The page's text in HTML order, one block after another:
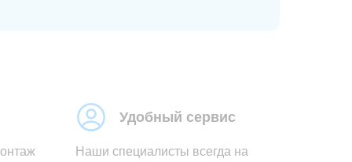
Удобный сервис
Наши специалисты всегда на